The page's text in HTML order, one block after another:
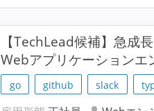
【TechLead候補】急成
Webアプリケーションエ
go github slack